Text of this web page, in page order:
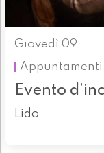
Giovedì 09
Appuntamenti
Evento
Lido